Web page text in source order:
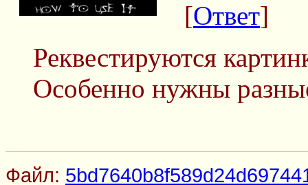
[Ответ]
Реквестируются
Особенно нужны
Файл: